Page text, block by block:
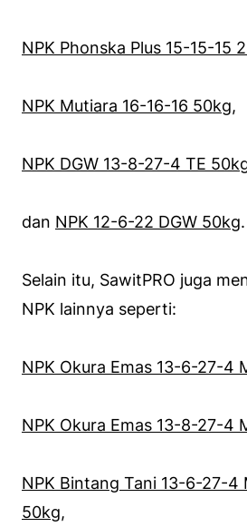
NPK Phonska Plus 15-15-15
NPK Mutiara 16-16-16 50kg,
NPK DGW 13-8-27-4 TE
dan NPK 12-6-22 DGW 50kg.
Selain itu, SawitPRO juga
NPK lainnya seperti:
NPK Okura Emas 13-6-27-4
NPK Okura Emas 13-8-27-4
NPK Bintang Tani 13-6-27-4
50kg,